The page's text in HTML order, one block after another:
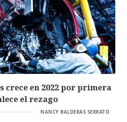
crece en 2022 por primera
el rezago
NANCY BALDERAS SERRATO